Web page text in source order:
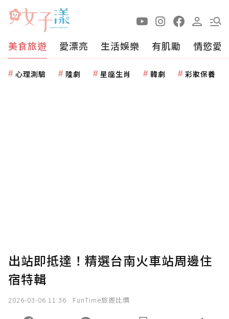
美食旅遊 愛漂亮 生活娛樂 有肌勵 情慾愛
心理測驗 陸劇 星座生肖 韓劇 彩妝保養
出站即抵達！精選台南火車站周邊住
宿特輯
2026-03-06 11:36 FunTime旅遊比價